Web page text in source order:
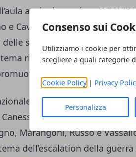
Consenso sui
Utilizziamo i cookie per
scegliere a quali categorie
Cookie Policy| Privacy
Personalizza
anche la mozione 2026/
e Cavo, che sollecita iniziative
delle sigarette elettroniche
richiama profili sanitari ed
azioni di prevenzione.
la mozione 2026/15 –
Cerchi, Caraffini,
Marangoni, Russo e
dell’escalation della